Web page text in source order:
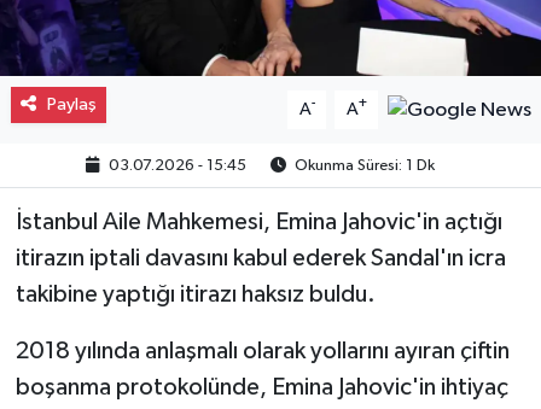
Paylaş A- A+
03.07.2026 - 15:45 Okunma Süresi: 1 Dk
İstanbul Aile Mahkemesi, Emina Jahovic'in açtığı
itirazın iptali davasını kabul ederek Sandal'ın icra
takibine yaptığı itirazı haksız buldu.
2018 yılında anlaşmalı olarak yollarını ayıran çiftin
boşanma protokolünde, Emina Jahovic'in ihtiyaç